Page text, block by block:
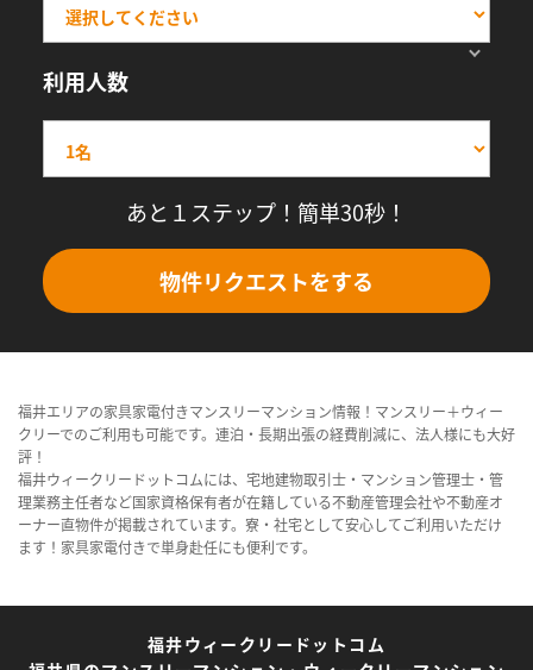
利用人数
あと１ステップ！簡単30秒！
物件リクエストをする
福井エリアの家具家電付きマンスリーマンション情報！マンスリー＋ウィー
クリーでのご利用も可能です。連泊・長期出張の経費削減に、法人様にも大好
評！
福井ウィークリードットコムには、宅地建物取引士・マンション管理士・管
理業務主任者など国家資格保有者が在籍している不動産管理会社や不動産オ
ーナー直物件が掲載されています。寮・社宅として安心してご利用いただけ
ます！家具家電付きで単身赴任にも便利です。
福井ウィークリードットコム